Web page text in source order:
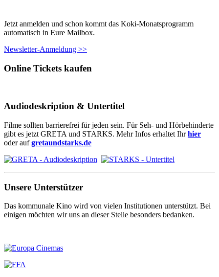
Jetzt anmelden und schon kommt das Koki-Monatsprogramm
automatisch in Eure Mailbox.
Newsletter-Anmeldung >>
Online Tickets kaufen
Audiodeskription & Untertitel
Filme sollten barrierefrei für jeden sein. Für Seh- und Hörbehinderte
gibt es jetzt GRETA und STARKS. Mehr Infos erhaltet Ihrhier
oder aufgretaundstarks.de
Unsere Unterstützer
Das kommunale Kino wird von vielen Institutionen unterstützt. Bei
einigen möchten wir uns an dieser Stelle besonders bedanken.